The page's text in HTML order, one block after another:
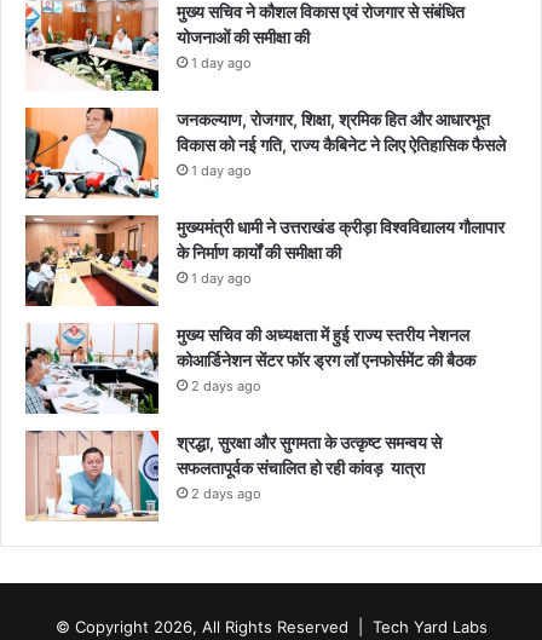
मुख्य सचिव ने कौशल विकास एवं रोजगार से संबंधित
योजनाओं की समीक्षा की
1 day ago
जनकल्याण, रोजगार, शिक्षा, श्रमिक हित और आधारभूत
विकास को नई गति, राज्य कैबिनेट ने लिए ऐतिहासिक फैसले
1 day ago
मुख्यमंत्री धामी ने उत्तराखंड क्रीड़ा विश्वविद्यालय गौलापार
के निर्माण कार्यों की समीक्षा की
1 day ago
मुख्य सचिव की अध्यक्षता में हुई राज्य स्तरीय नेशनल
कोआर्डिनेशन सेंटर फॉर ड्रग लॉ एनफोर्समेंट की बैठक
2 days ago
श्रद्धा, सुरक्षा और सुगमता के उत्कृष्ट समन्वय से
सफलतापूर्वक संचालित हो रही कांवड़ यात्रा
2 days ago
© Copyright 2026, All Rights Reserved | Tech Yard Labs